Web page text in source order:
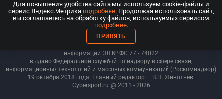
© ООО «Киберспорт.ру» — Все права защищены
18+
ООО «Киберспорт.ру». Свидетельство о регистрации средств массовой
информации ЭЛ № ФС 77 - 74022
выдано Федеральной службой по надзору в сфере связи,
информационных технологий и массовых коммуникаций (Роскомнадзор)
19 октября 2018 года. Главный редактор — В.Н. Животнев.
Cybersport.ru @ 2011 - 2026
Для повышения удобства сайта мы используем cookie-файлы и
сервис Яндекс.Метрика подробнее. Продолжая использовать сайт,
вы соглашаетесь на обработку файлов, используемых сервисом
подробнее.
ПРИНЯТЬ